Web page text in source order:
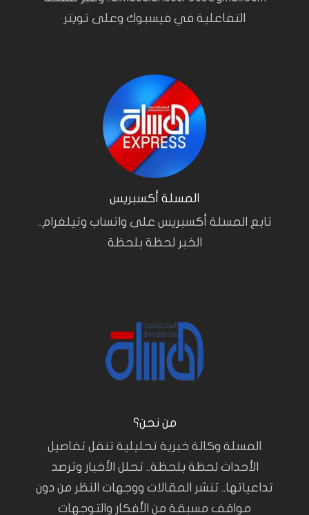
التفاعلية في فيسبوك وعلى تويتر
المسلة أكسبريس
تابع المسلة أكسبريس على واتساب وتيلغرام..
الخبر لحظة بلحظة
من نحن؟
المسلة وكالة خبرية تحليلية تنقل تفاصيل
الأحداث لحظة بلحظة.. تحلل الأخبار وترصد
تداعياتها.. تنشر المقالات ووجهات النظر من دون
مواقف مسبقة من الأفكار والتوجهات